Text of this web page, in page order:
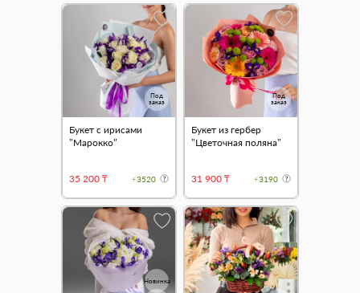
Под
заказ
Букет с ирисами
"Марокко"
35 200 ₸ +3520
Под
заказ
Букет из гербер
"Цветочная поляна"
31 900 ₸ +3190
Новинка